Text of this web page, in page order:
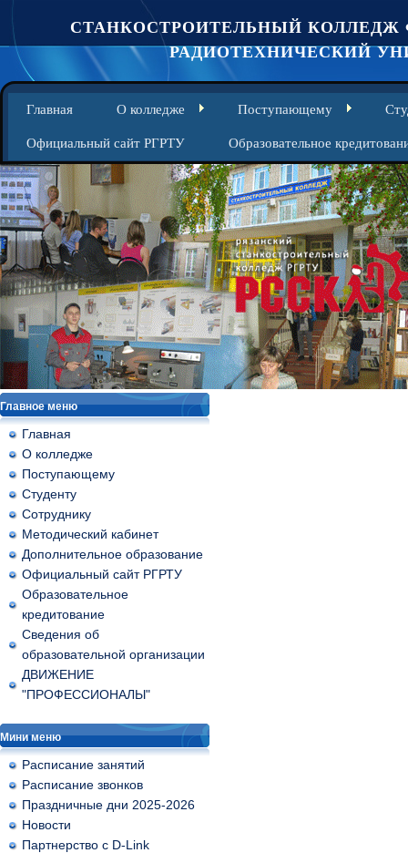
СТАНКОСТРОИТЕЛЬНЫЙ КОЛЛЕДЖ
РАДИОТЕХНИЧЕСКИЙ
Главная О колледже Поступающему
Официальный сайт РГРТУ Образовательное
Главное меню
Главная
О колледже
Поступающему
Студенту
Сотруднику
Методический кабинет
Дополнительное образование
Официальный сайт РГРТУ
Образовательное
кредитование
Сведения об
образовательной организации
ДВИЖЕНИЕ
"ПРОФЕССИОНАЛЫ"
Мини меню
Расписание занятий
Расписание звонков
Праздничные дни 2025-2026
Новости
Партнерство с D-Link